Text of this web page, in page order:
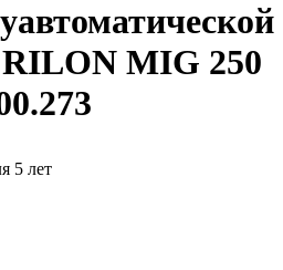
MIG 250
5 лет